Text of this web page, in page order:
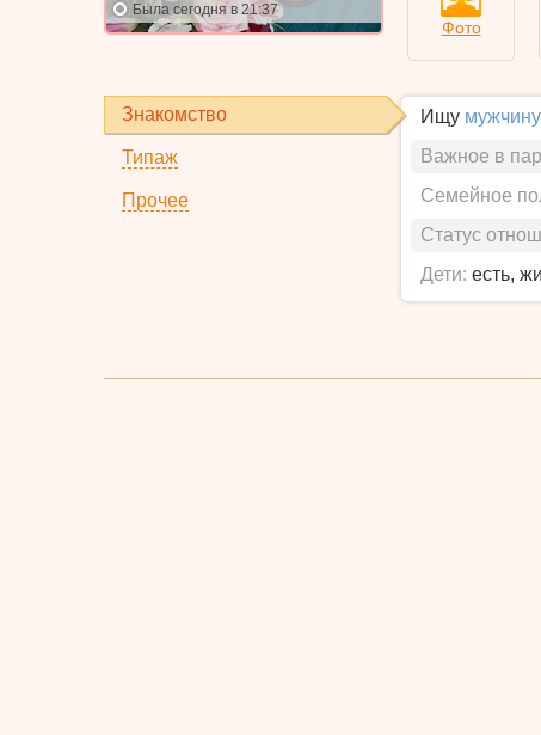
Была сегодня в 21:37
Фото
Знакомство
Типаж
Прочее
Ищу мужчину
Важное в
Семейное
Статус
Дети: есть,